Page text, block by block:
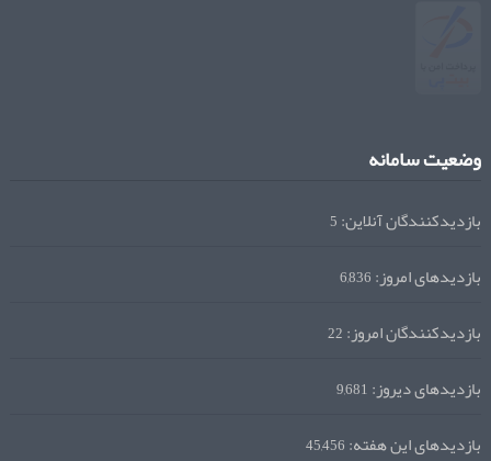
وضعیت سامانه
بازدیدکنندگان آنلاین:5
بازدیدهای امروز:6,836
بازدیدکنندگان امروز:22
بازدیدهای دیروز:9,681
بازدیدهای این هفته:45,456